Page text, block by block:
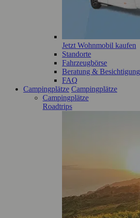
Jetzt Wohnmobil kaufen
Standorte
Fahrzeugbörse
Beratung & Besichtigung
FAQ
Campingplätze Campingplätze
Campingplätze
Roadtrips